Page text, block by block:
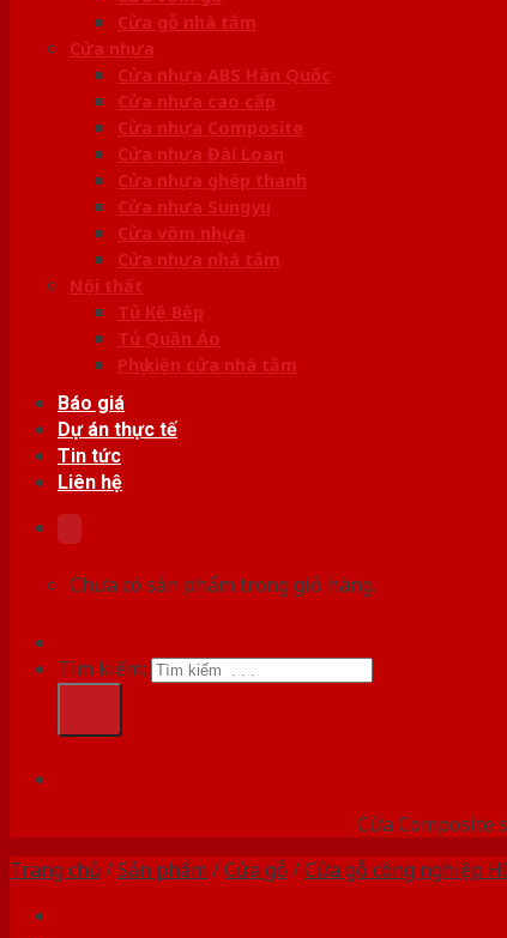
Cửa gỗ nhà tắm
Cửa nhựa
Cửa nhựa ABS Hàn Quốc
Cửa nhựa cao cấp
Cửa nhựa Composite
Cửa nhựa Đài Loan
Cửa nhựa ghép thanh
Cửa nhựa Sungyu
Cửa vòm nhựa
Cửa nhựa nhà tắm
Nội thất
Tủ Kệ Bếp
Tủ Quần Áo
Phụ kiện cửa nhà tắm
Báo giá
Dự án thực tế
Tin tức
Liên hệ
Chưa có sản phẩm trong giỏ hàng.
Tìm kiếm:
Cửa Composite
Trang chủ /Sản phẩm /Cửa gỗ /Cửa gỗ công nghiệp